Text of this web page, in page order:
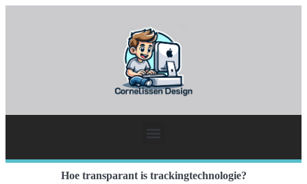
Hoe transparant is trackingtechnologie?